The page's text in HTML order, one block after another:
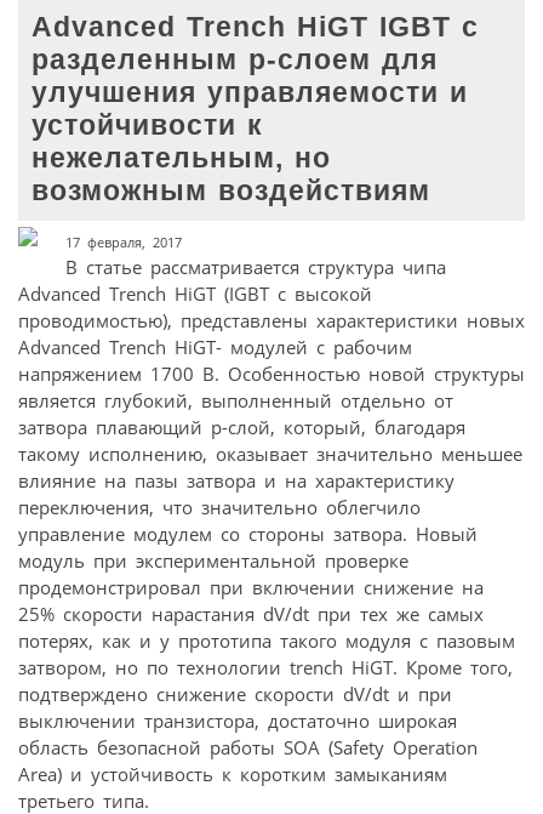
Advanced Trench HiGT IGBT с
разделенным p-слоем для
улучшения управляемости и
устойчивости к
нежелательным, но
возможным воздействиям
17 февраля, 2017
В статье рассматривается структура чипа
Advanced Trench HiGT (IGBT с высокой
проводимостью), представлены характеристики новых
Advanced Trench HiGT- модулей с рабочим
напряжением 1700 В. Особенностью новой структуры
является глубокий, выполненный отдельно от
затвора плавающий р-слой, который, благодаря
такому исполнению, оказывает значительно меньшее
влияние на пазы затвора и на характеристику
переключения, что значительно облегчило
управление модулем со стороны затвора. Новый
модуль при экспериментальной проверке
продемонстрировал при включении снижение на
25% скорости нарастания dV/dt при тех же самых
потерях, как и у прототипа такого модуля с пазовым
затвором, но по технологии trench HiGT. Кроме того,
подтверждено снижение скорости dV/dt и при
выключении транзистора, достаточно широкая
область безопасной работы SOA (Safety Operation
Area) и устойчивость к коротким замыканиям
третьего типа.